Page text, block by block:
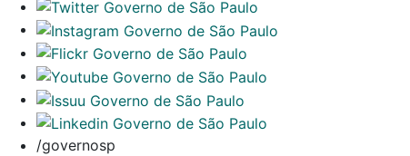
/governosp